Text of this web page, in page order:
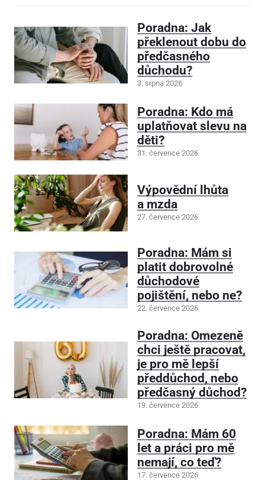
Poradna: Jak
překlenout dobu do
předčasného
důchodu?
3. srpna 2026
Poradna: Kdo má
uplatňovat slevu na
děti?
31. července 2026
Výpovědní lhůta
a mzda
27. července 2026
Poradna: Mám si
platit dobrovolné
důchodové
pojištění, nebo ne?
22. července 2026
Poradna: Omezeně
chci ještě pracovat,
je pro mě lepší
předdůchod, nebo
předčasný důchod?
19. července 2026
Poradna: Mám 60
let a práci pro mě
nemají, co teď?
17. července 2026